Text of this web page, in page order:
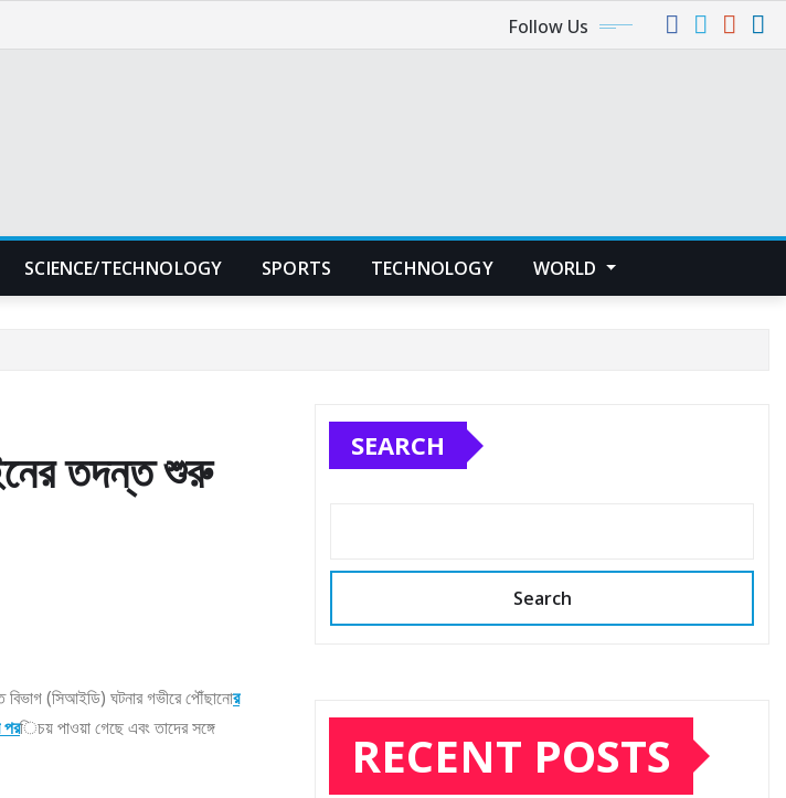
Follow Us
SCIENCE/TECHNOLOGY SPORTS TECHNOLOGY WORLD
তদন্ত শুরু
(সিআইডি) ঘটনার গভীরে পৌঁছানোর
পরিচয় পাওয়া গেছে এবং তাদের সঙ্গে
SEARCH
Search
RECENT POSTS